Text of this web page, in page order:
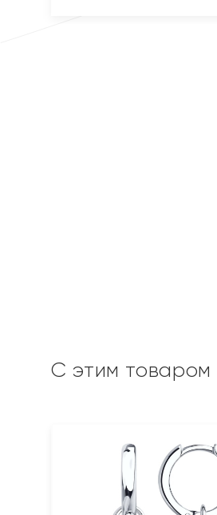
С этим товаром